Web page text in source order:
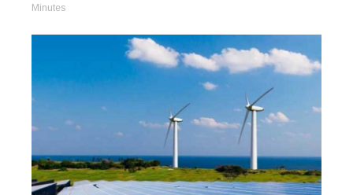
Minutes